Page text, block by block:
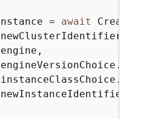
=
await